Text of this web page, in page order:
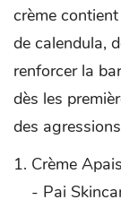
crème
de calendula,
renforcer la
dès les
des
Crème
- Pai